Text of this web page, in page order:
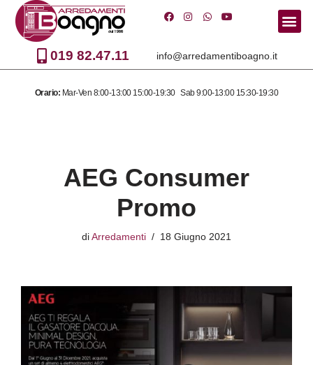
Vai
contenuto
019 82.47.11 info@arredamentiboagno.it
Orario: Mar-Ven 8:00-13:00 15:00-19:30 Sab 9:00-13:00 15:30-19:30
AEG Consumer
Promo
di Arredamenti 18 Giugno 2021